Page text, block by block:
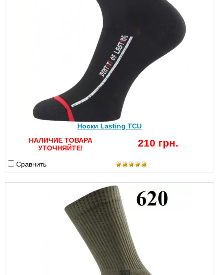
Носки Lasting TCU
НАЛИЧИЕ ТОВАРА
УТОЧНЯЙТЕ!
210 грн.
Сравнить